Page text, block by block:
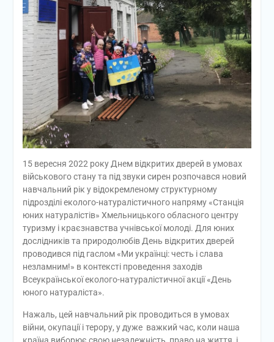
15 вересня 2022 року Днем відкритих дверей в умовах
військового стану та під звуки сирен розпочався новий
навчальний рік у відокремленому структурному
підрозділі еколого-натуралістичного напряму «Станція
юних натуралістів» Хмельницького обласного центру
туризму і краєзнавства учнівської молоді. Для юних
дослідників та природолюбів День відкритих дверей
проводився під гаслом «Ми українці: честь і слава
незламним!» в контексті проведення заходів
Всеукраїнської еколого-натуралістичної акції «День
юного натураліста».
Нажаль, цей навчальний рік проводиться в умовах
війни, окупації і терору, у дуже важкий час, коли наша